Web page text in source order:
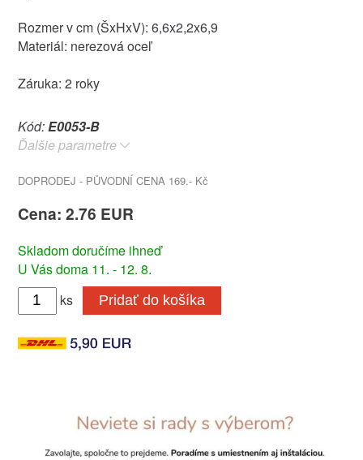
Rozmer v cm (ŠxHxV): 6,6x2,2x6,9
Materiál: nerezová oceľ
Záruka: 2 roky
Kód:E0053-B
Ďalšie parametre
DOPRODEJ - PŮVODNÍ CENA 169.- Kč
Cena: 2.76 EUR
Skladom doručíme ihneď
U Vás doma 11. - 12. 8.
ks
Pridať do košíka